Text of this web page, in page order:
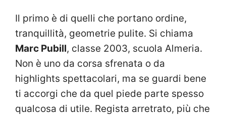
Il primo è di quelli che portano ordine,
tranquillità, geometrie pulite. Si chiama
Marc Pubill, classe 2003, scuola Almeria.
Non è uno da corsa sfrenata o da
highlights spettacolari, ma se guardi bene
ti accorgi che da quel piede parte spesso
qualcosa di utile. Regista arretrato, più che